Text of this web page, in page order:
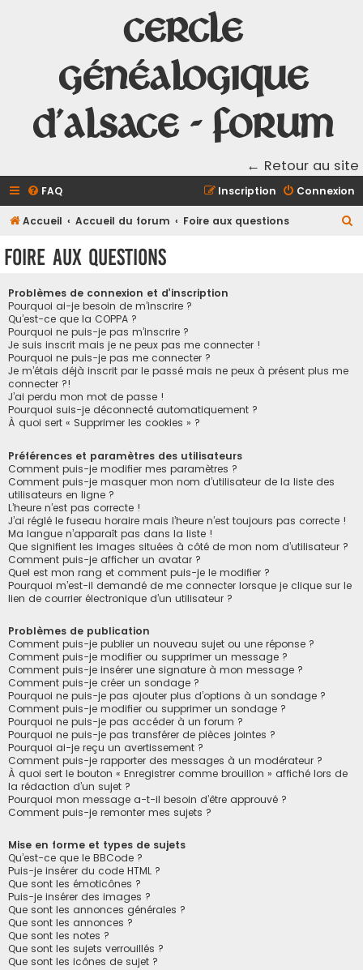
Cercle
Généalogique
d'Alsace - Forum
← Retour au site
FAQ Connexion
Inscription
Accueil Accueil du forum Foire aux questions
Foire aux questions
Problèmes de connexion et d’inscription
Pourquoi ai-je besoin de m’inscrire ?
Qu’est-ce que la COPPA ?
Pourquoi ne puis-je pas m’inscrire ?
Je suis inscrit mais je ne peux pas me connecter !
Pourquoi ne puis-je pas me connecter ?
Je m’étais déjà inscrit par le passé mais ne peux à présent plus me
connecter ?!
J’ai perdu mon mot de passe !
Pourquoi suis-je déconnecté automatiquement ?
À quoi sert « Supprimer les cookies » ?
Préférences et paramètres des utilisateurs
Comment puis-je modifier mes paramètres ?
Comment puis-je masquer mon nom d’utilisateur de la liste des
utilisateurs en ligne ?
L’heure n’est pas correcte !
J’ai réglé le fuseau horaire mais l’heure n’est toujours pas correcte !
Ma langue n’apparaît pas dans la liste !
Que signifient les images situées à côté de mon nom d’utilisateur ?
Comment puis-je afficher un avatar ?
Quel est mon rang et comment puis-je le modifier ?
Pourquoi m’est-il demandé de me connecter lorsque je clique sur le
lien de courrier électronique d’un utilisateur ?
Problèmes de publication
Comment puis-je publier un nouveau sujet ou une réponse ?
Comment puis-je modifier ou supprimer un message ?
Comment puis-je insérer une signature à mon message ?
Comment puis-je créer un sondage ?
Pourquoi ne puis-je pas ajouter plus d’options à un sondage ?
Comment puis-je modifier ou supprimer un sondage ?
Pourquoi ne puis-je pas accéder à un forum ?
Pourquoi ne puis-je pas transférer de pièces jointes ?
Pourquoi ai-je reçu un avertissement ?
Comment puis-je rapporter des messages à un modérateur ?
À quoi sert le bouton « Enregistrer comme brouillon » affiché lors de
la rédaction d’un sujet ?
Pourquoi mon message a-t-il besoin d’être approuvé ?
Comment puis-je remonter mes sujets ?
Mise en forme et types de sujets
Qu’est-ce que le BBCode ?
Puis-je insérer du code HTML ?
Que sont les émoticônes ?
Puis-je insérer des images ?
Que sont les annonces générales ?
Que sont les annonces ?
Que sont les notes ?
Que sont les sujets verrouillés ?
Que sont les icônes de sujet ?